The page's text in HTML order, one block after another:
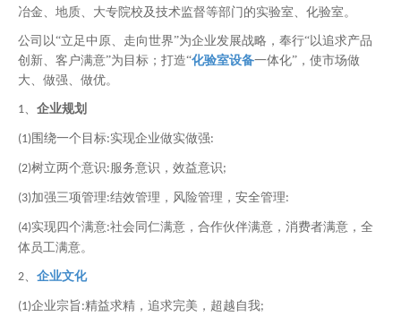
冶金、地质、大专院校及技术监督等部门的实验室、化验室。
公司以“立足中原、走向世界”为企业发展战略，奉行“以追求产品
创新、客户满意”为目标；打造“化验室设备一体化”，使市场做
大、做强、做优。
1、 企业规划
(1)围绕一个目标:实现企业做实做强:
(2)树立两个意识:服务意识，效益意识;
(3)加强三项管理:结效管理，风险管理，安全管理:
(4)实现四个满意:社会同仁满意，合作伙伴满意，消费者满意，全
体员工满意。
2、 企业文化
(1)企业宗旨 :精益求精，追求完美，超越自我;